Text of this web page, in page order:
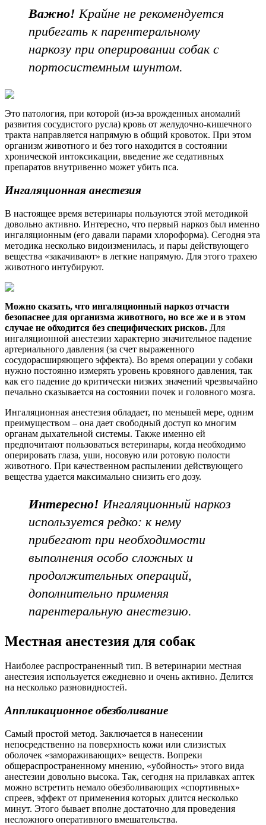
Важно! Крайне не рекомендуется
прибегать к парентеральному
наркозу при оперировании собак с
портосистемным шунтом.
Это патология, при которой (из-за врожденных аномалий
развития сосудистого русла) кровь от желудочно-кишечного
тракта направляется напрямую в общий кровоток. При этом
организм животного и без того находится в состоянии
хронической интоксикации, введение же седативных
препаратов внутривенно может убить пса.
Ингаляционная анестезия
В настоящее время ветеринары пользуются этой методикой
довольно активно. Интересно, что первый наркоз был именно
ингаляционным (его давали парами хлороформа). Сегодня эта
методика несколько видоизменилась, и пары действующего
вещества «закачивают» в легкие напрямую. Для этого трахею
животного интубируют.
Можно сказать, что ингаляционный наркоз отчасти
безопаснее для организма животного, но все же и в этом
случае не обходится без специфических рисков. Для
ингаляционной анестезии характерно значительное падение
артериального давления (за счет выраженного
сосудорасширяющего эффекта). Во время операции у собаки
нужно постоянно измерять уровень кровяного давления, так
как его падение до критически низких значений чрезвычайно
печально сказывается на состоянии почек и головного мозга.
Ингаляционная анестезия обладает, по меньшей мере, одним
преимуществом – она дает свободный доступ ко многим
органам дыхательной системы. Также именно ей
предпочитают пользоваться ветеринары, когда необходимо
оперировать глаза, уши, носовую или ротовую полости
животного. При качественном распылении действующего
вещества удается максимально снизить его дозу.
Интересно! Ингаляционный наркоз
используется редко: к нему
прибегают при необходимости
выполнения особо сложных и
продолжительных операций,
дополнительно применяя
парентеральную анестезию.
Местная анестезия для собак
Наиболее распространенный тип. В ветеринарии местная
анестезия используется ежедневно и очень активно. Делится
на несколько разновидностей.
Аппликационное обезболивание
Самый простой метод. Заключается в нанесении
непосредственно на поверхность кожи или слизистых
оболочек «замораживающих» веществ. Вопреки
общераспространенному мнению, «убойность» этого вида
анестезии довольно высока. Так, сегодня на прилавках аптек
можно встретить немало обезболивающих «спортивных»
спреев, эффект от применения которых длится несколько
минут. Этого бывает вполне достаточно для проведения
несложного оперативного вмешательства.